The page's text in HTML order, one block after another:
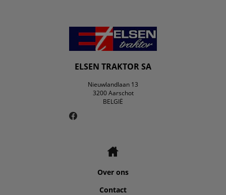
ELSEN TRAKTOR SA
Nieuwlandlaan 13
3200 Aarschot
BELGIË
Over ons
Contact